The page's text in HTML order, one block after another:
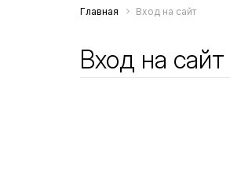
Главная Вход на сайт
Вход на сайт